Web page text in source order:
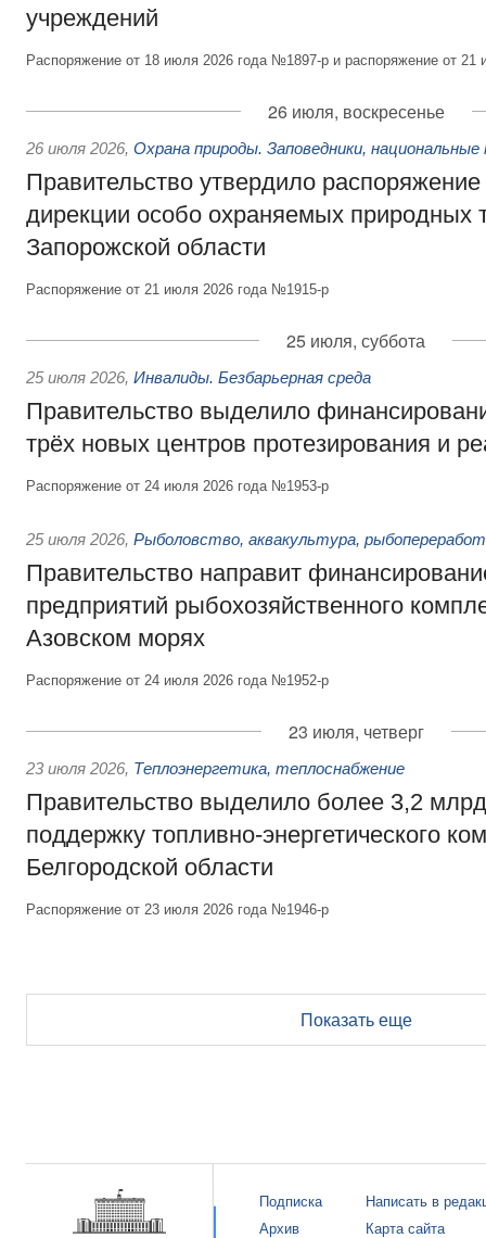
учреждений
Распоряжение от 18 июля 2026 года №1897-р и распоряжение от
26 июля, воскресенье
26 июля 2026, Охрана природы. Заповедники, национальные
Правительство утвердило
дирекции особо охраняемых природных
Запорожской области
Распоряжение от 21 июля 2026 года №1915-р
25 июля, суббота
25 июля 2026, Инвалиды. Безбарьерная среда
Правительство выделило
трёх новых центров протезирования и
Распоряжение от 24 июля 2026 года №1953-р
25 июля 2026, Рыболовство, аквакультура,
Правительство направит
предприятий рыбохозяйственного
Азовском морях
Распоряжение от 24 июля 2026 года №1952-р
23 июля, четверг
23 июля 2026, Теплоэнергетика, теплоснабжение
Правительство выделило более 3,2
поддержку топливно-энергетического
Белгородской области
Распоряжение от 23 июля 2026 года №1946-р
Показать еще
Подписка
Архив
Написать в
Карта сайта